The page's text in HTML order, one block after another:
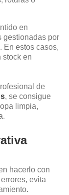
en
gestionadas por
En estos casos,
stock en
de
, se consigue
limpia,
hacerlo con
evita